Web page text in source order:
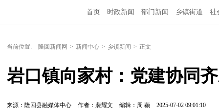
首页 时政新闻 部门新闻 乡镇街道 社
当前位置: 隆回新闻网 > 新闻中心 > 乡镇新闻 > 正文
岩口镇向家村：党建协同
来源：隆回县融媒体中心 作者：裴耀文 编辑：周 颖 2025-07-02 09:01:10